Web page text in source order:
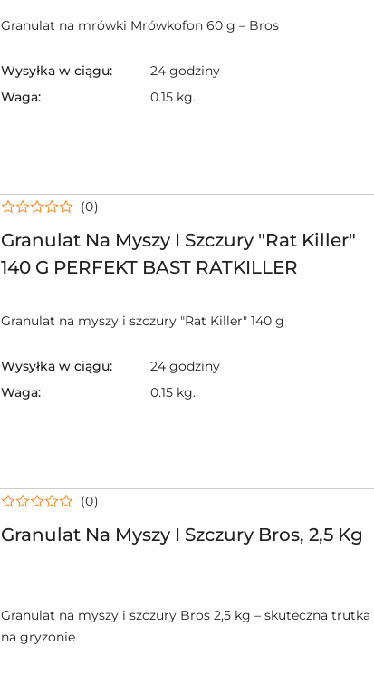
Granulat na mrówki Mrówkofon 60 g – Bros
Wysyłka w ciągu:
24 godziny
Waga:
0.15 kg.
Granulat Na Myszy I Szczury "Rat Killer"
140 G PERFEKT BAST RATKILLER
(0)
Granulat na myszy i szczury "Rat Killer" 140 g
Wysyłka w ciągu:
24 godziny
Waga:
0.15 kg.
Granulat Na Myszy I Szczury Bros, 2,5 Kg
(0)
Granulat na myszy i szczury Bros 2,5 kg – skuteczna trutka
na gryzonie